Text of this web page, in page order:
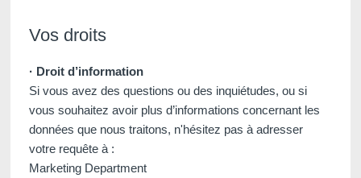
Vos droits
· Droit d’information
Si vous avez des questions ou des inquiétudes, ou si
vous souhaitez avoir plus d’informations concernant les
données que nous traitons, n'hésitez pas à adresser
votre requête à :
Marketing Department